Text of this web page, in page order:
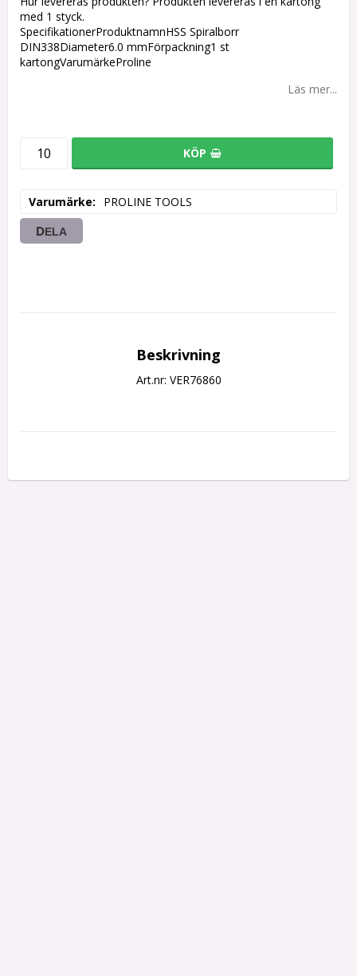
med 1 styck.
SpecifikationerProduktnamnHSS Spiralborr
DIN338Diameter6.0 mmFörpackning1 st
kartongVarumärkeProline
Läs mer...
KÖP
Varumärke PROLINE TOOLS
DELA
Beskrivning
Art.nr: VER76860